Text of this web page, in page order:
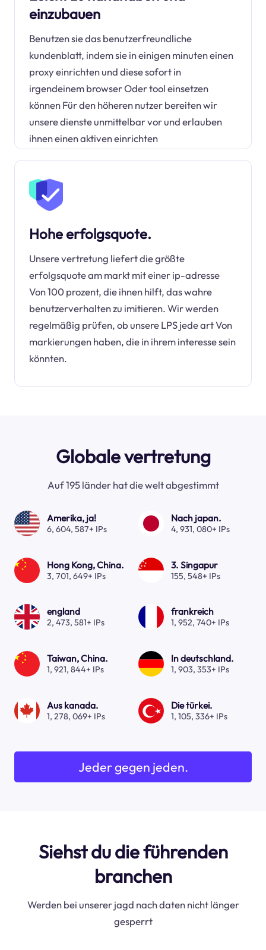
einzubauen
Benutzen sie das benutzerfreundliche
kundenblatt, indem sie in einigen minuten einen
proxy einrichten und diese sofort in
irgendeinem browser Oder tool einsetzen
können Für den höheren nutzer bereiten wir
unsere dienste unmittelbar vor und erlauben
ihnen einen aktiven einrichten
Hohe erfolgsquote.
Unsere vertretung liefert die größte
erfolgsquote am markt mit einer ip-adresse
Von 100 prozent, die ihnen hilft, das wahre
benutzerverhalten zu imitieren. Wir werden
regelmäßig prüfen, ob unsere LPS jede art Von
markierungen haben, die in ihrem interesse sein
könnten.
Globale vertretung
Auf 195 länder hat die welt abgestimmt
Amerika, ja!
6, 604, 587+ IPs
Nach japan.
4, 931, 080+ IPs
Hong Kong, China.
3, 701, 649+ IPs
3. Singapur
155, 548+ IPs
england
2, 473, 581+ IPs
frankreich
1, 952, 740+ IPs
Taiwan, China.
1, 921, 844+ IPs
In deutschland.
1, 903, 353+ IPs
Aus kanada.
1, 278, 069+ IPs
Die türkei.
1, 105, 336+ IPs
Jeder gegen jeden.
Siehst du die führenden
branchen
Werden bei unserer jagd nach daten nicht länger
gesperrt